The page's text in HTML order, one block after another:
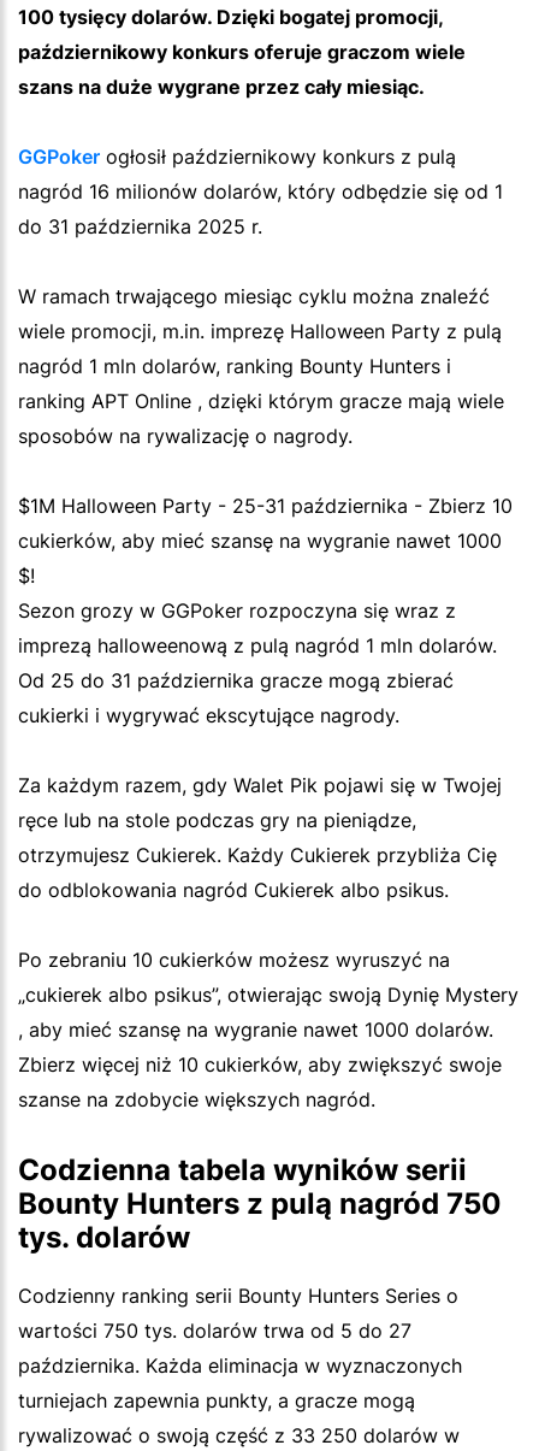
100 tysięcy dolarów. Dzięki bogatej promocji,
październikowy konkurs oferuje graczom wiele
szans na duże wygrane przez cały miesiąc.
GGPoker ogłosił październikowy konkurs z pulą
nagród 16 milionów dolarów, który odbędzie się od 1
do 31 października 2025 r.
W ramach trwającego miesiąc cyklu można znaleźć
wiele promocji, m.in. imprezę Halloween Party z pulą
nagród 1 mln dolarów, ranking Bounty Hunters i
ranking APT Online , dzięki którym gracze mają wiele
sposobów na rywalizację o nagrody.
$1M Halloween Party - 25-31 października - Zbierz 10
cukierków, aby mieć szansę na wygranie nawet 1000
$!
Sezon grozy w GGPoker rozpoczyna się wraz z
imprezą halloweenową z pulą nagród 1 mln dolarów.
Od 25 do 31 października gracze mogą zbierać
cukierki i wygrywać ekscytujące nagrody.
Za każdym razem, gdy Walet Pik pojawi się w Twojej
ręce lub na stole podczas gry na pieniądze,
otrzymujesz Cukierek. Każdy Cukierek przybliża Cię
do odblokowania nagród Cukierek albo psikus.
Po zebraniu 10 cukierków możesz wyruszyć na
„cukierek albo psikus”, otwierając swoją Dynię Mystery
, aby mieć szansę na wygranie nawet 1000 dolarów.
Zbierz więcej niż 10 cukierków, aby zwiększyć swoje
szanse na zdobycie większych nagród.
Codzienna tabela wyników serii
Bounty Hunters z pulą nagród 750
tys. dolarów
Codzienny ranking serii Bounty Hunters Series o
wartości 750 tys. dolarów trwa od 5 do 27
października. Każda eliminacja w wyznaczonych
turniejach zapewnia punkty, a gracze mogą
rywalizować o swoją część z 33 250 dolarów w